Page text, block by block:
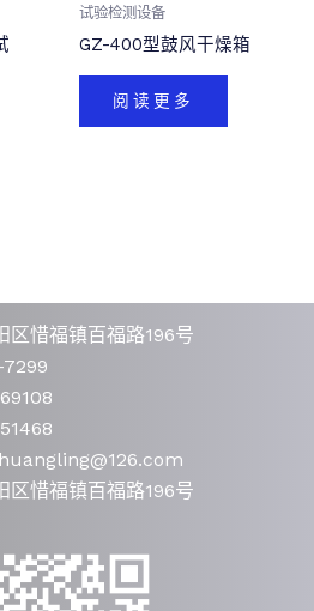
试验检测设备
GZ-400型鼓风干燥箱
阅读更多
区惜福镇百福路196号
区惜福镇百福路196号